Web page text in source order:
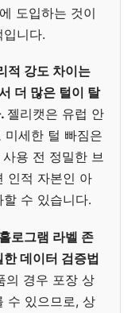
도입하는 것이
니다.
적 강도 차이는
더 많은 털이 탈
젤리캣은 유럽 안
미세한 털 빠짐은
용 전 정밀한 브
인적 자본인 아
수 있습니다.
로그램 라벨 존
데이터 검증법
의 경우 포장 상
수 있으므로, 상